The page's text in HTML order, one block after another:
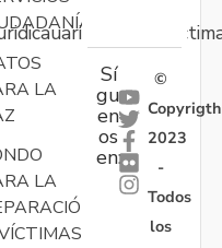
LA
LA
Sí
gu
en
os
en:
©
Copyrigth
2023
-
Todos
los